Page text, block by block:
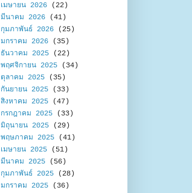
เมษายน 2026 (22)
มีนาคม 2026 (41)
กุมภาพันธ์ 2026 (25)
มกราคม 2026 (35)
ธันวาคม 2025 (22)
พฤศจิกายน 2025 (34)
ตุลาคม 2025 (35)
กันยายน 2025 (33)
สิงหาคม 2025 (47)
กรกฎาคม 2025 (33)
มิถุนายน 2025 (29)
พฤษภาคม 2025 (41)
เมษายน 2025 (51)
มีนาคม 2025 (56)
กุมภาพันธ์ 2025 (28)
มกราคม 2025 (36)